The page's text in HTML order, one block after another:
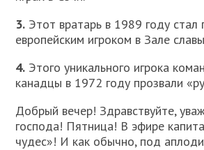
3. Этот вратарь в 1989 году стал
европейским игроком в Зале
4. Этого уникального игрока
канадцы в 1972 году прозвали
Добрый вечер! Здравствуйте,
господа! Пятница! В эфире
чудес»! И как обычно, под